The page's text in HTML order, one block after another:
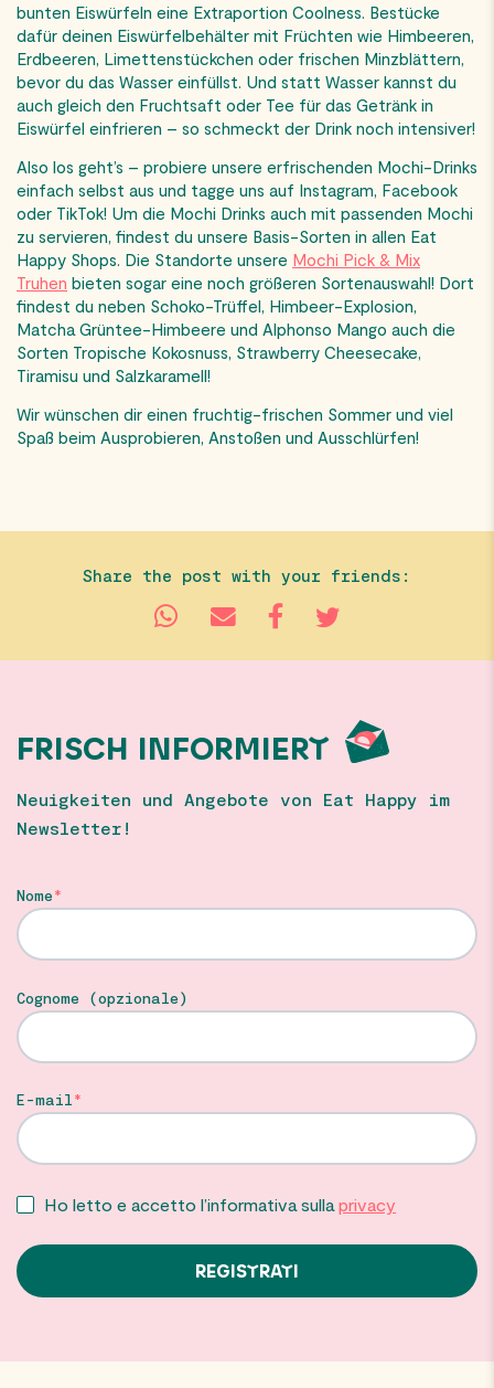
bunten Eiswürfeln eine Extraportion Coolness. Bestücke
dafür deinen Eiswürfelbehälter mit Früchten wie Himbeeren,
Erdbeeren, Limettenstückchen oder frischen Minzblättern,
bevor du das Wasser einfüllst. Und statt Wasser kannst du
auch gleich den Fruchtsaft oder Tee für das Getränk in
Eiswürfel einfrieren – so schmeckt der Drink noch intensiver!
Also los geht’s – probiere unsere erfrischenden Mochi-Drinks
einfach selbst aus und tagge uns auf Instagram, Facebook
oder TikTok! Um die Mochi Drinks auch mit passenden Mochi
zu servieren, findest du unsere Basis-Sorten in allen Eat
Happy Shops. Die Standorte unsere Mochi Pick & Mix
Truhen bieten sogar eine noch größeren Sortenauswahl! Dort
findest du neben Schoko-Trüffel, Himbeer-Explosion,
Matcha Grüntee-Himbeere und Alphonso Mango auch die
Sorten Tropische Kokosnuss, Strawberry Cheesecake,
Tiramisu und Salzkaramell!
Wir wünschen dir einen fruchtig-frischen Sommer und viel
Spaß beim Ausprobieren, Anstoßen und Ausschlürfen!
Share the post with your friends:
FRISCH INFORMIERT
Neuigkeiten und Angebote von Eat Happy im
Newsletter!
Nome
Cognome (opzionale)
E-mail
Ho letto e accetto l’informativa sullaprivacy